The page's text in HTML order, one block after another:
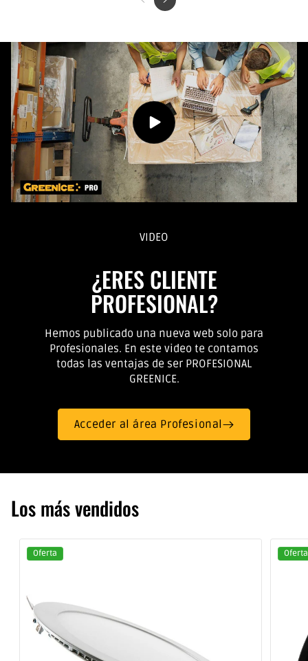
VIDEO
¿ERES CLIENTE
PROFESIONAL?
Hemos publicado una nueva web solo para
Profesionales. En este video te contamos
todas las ventajas de ser PROFESIONAL
GREENICE.
Acceder al área Profesional
Los más vendidos
Oferta Oferta